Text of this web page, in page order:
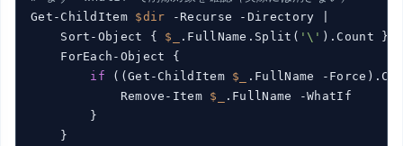
Get-ChildItem $dir -Recurse -Directory |
    Sort-Object {
$_ .FullName.Split( '\' ).Count } -
    ForEach-Object {
if ((Get-ChildItem $_
.FullName -
            Remove-Item
$_
.FullName -WhatIf
        }
    }